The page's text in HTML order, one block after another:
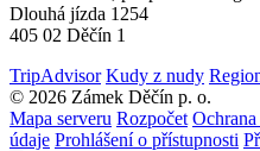
Dlouhá jízda 1254
405 02 Děčín 1
TripAdvisor Kudy z nudy
© 2026 Zámek Děčín p. o.
Mapa serveru Rozpočet
údaje Prohlášení o přístupnosti